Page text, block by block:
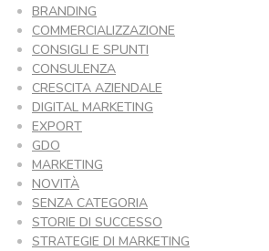
BRANDING
COMMERCIALIZZAZIONE
CONSIGLI E SPUNTI
CONSULENZA
CRESCITA AZIENDALE
DIGITAL MARKETING
EXPORT
GDO
MARKETING
NOVITÀ
SENZA CATEGORIA
STORIE DI SUCCESSO
STRATEGIE DI MARKETING